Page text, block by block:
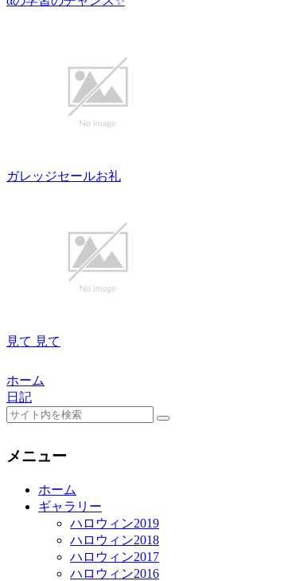
ガレッジセールお礼
見て 見て
ホーム
日記
メニュー
ホーム
ギャラリー
ハロウィン2019
ハロウィン2018
ハロウィン2017
ハロウィン2016